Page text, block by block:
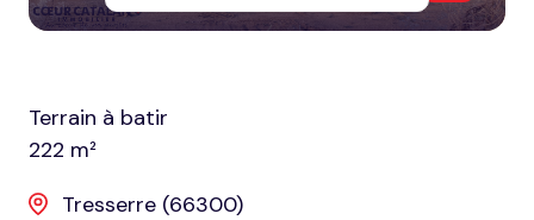
Terrain à batir
222 m²
Tresserre (66300)